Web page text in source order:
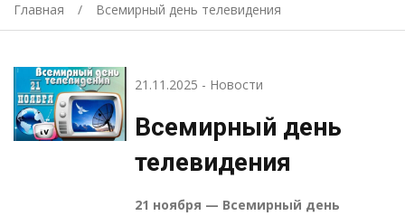
Главная Всемирный день телевидения
21.11.2025 - Новости
Всемирный день
телевидения
21 ноября — Всемирный день